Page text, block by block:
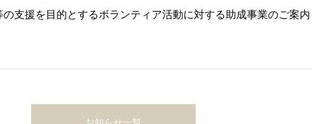
支援を目的とするボランティア活動に対する助成事業のご案内